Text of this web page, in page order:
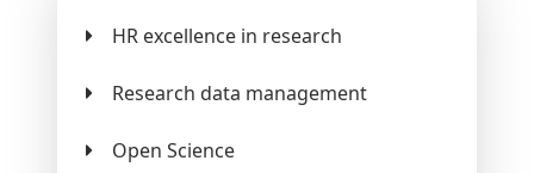
HR excellence in research
Research data management
Open Science